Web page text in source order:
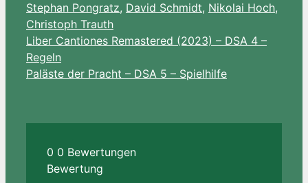
Stephan Pongratz, David Schmidt, Nikolai Hoch,
Christoph Trauth
Liber Cantiones Remastered (2023) – DSA 4 –
Regeln
Paläste der Pracht – DSA 5 – Spielhilfe
0 0 Bewertungen
Bewertung